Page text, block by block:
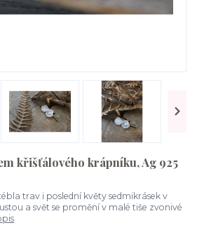
křišťálového krápníku, Ag 925
trav i poslední květy sedmikrásek v
a svět se promění v malé tiše zvonivé